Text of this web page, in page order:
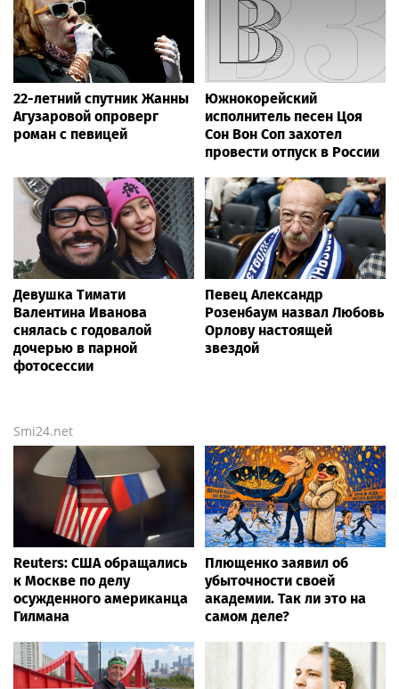
22-летний спутник Жанны
Агузаровой опроверг
роман с певицей
Южнокорейский
исполнитель песен Цоя
Сон Вон Соп захотел
провести отпуск в России
Девушка Тимати
Валентина Иванова
снялась с годовалой
дочерью в парной
фотосессии
Певец Александр
Розенбаум назвал Любовь
Орлову настоящей
звездой
Smi24.net
Reuters: США обращались
к Москве по делу
осужденного американца
Гилмана
Плющенко заявил об
убыточности своей
академии. Так ли это на
самом деле?